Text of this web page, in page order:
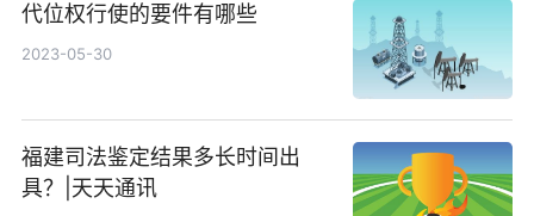
代位权行使的要件有哪些
2023-05-30
福建司法鉴定结果多长时间出
具？|天天通讯